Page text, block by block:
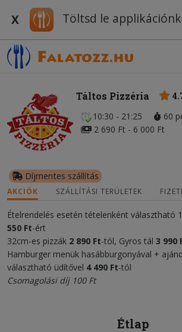
X Töltsd le
Táltos Pizzéria
10:30 - 21:25
60
2 690 Ft - 6 000 Ft
Díjmentes szállítás
AKCIÓK SZÁLLÍTÁSI TERÜLETEK
Ételrendelés esetén tételenként választható
550 Ft-ért
32cm-es pizzák 2 890 Ft-tól, Gyros tál 3 990
Hamburger menük hasábburgonyával +
választható üdítővel 4 490 Ft-tól
Csomagolási díj 100 Ft
Étlap